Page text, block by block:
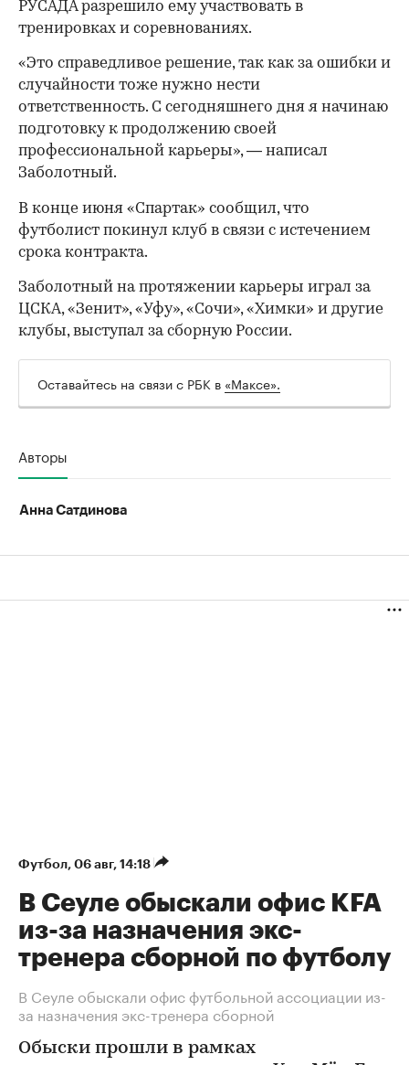
РУСАДА разрешило ему участвовать в
тренировках и соревнованиях.
«Это справедливое решение, так как за ошибки и
случайности тоже нужно нести
ответственность. С сегодняшнего дня я начинаю
подготовку к продолжению своей
профессиональной карьеры», — написал
Заболотный.
00:00 / 00:00
В конце июня «Спартак» сообщил, что
футболист покинул клуб в связи с истечением
срока контракта.
Заболотный на протяжении карьеры играл за
ЦСКА, «Зенит», «Уфу», «Сочи», «Химки» и другие
клубы, выступал за сборную России.
Оставайтесь на связи с РБК в «Максе».
Авторы
Анна Сатдинова
Футбол⁠, 06 авг, 14:18
В Сеуле обыскали офис KFA
из-за назначения экс-
тренера сборной по футболу
В Сеуле обыскали офис футбольной ассоциации из-
за назначения экс-тренера сборной
Обыски прошли в рамках